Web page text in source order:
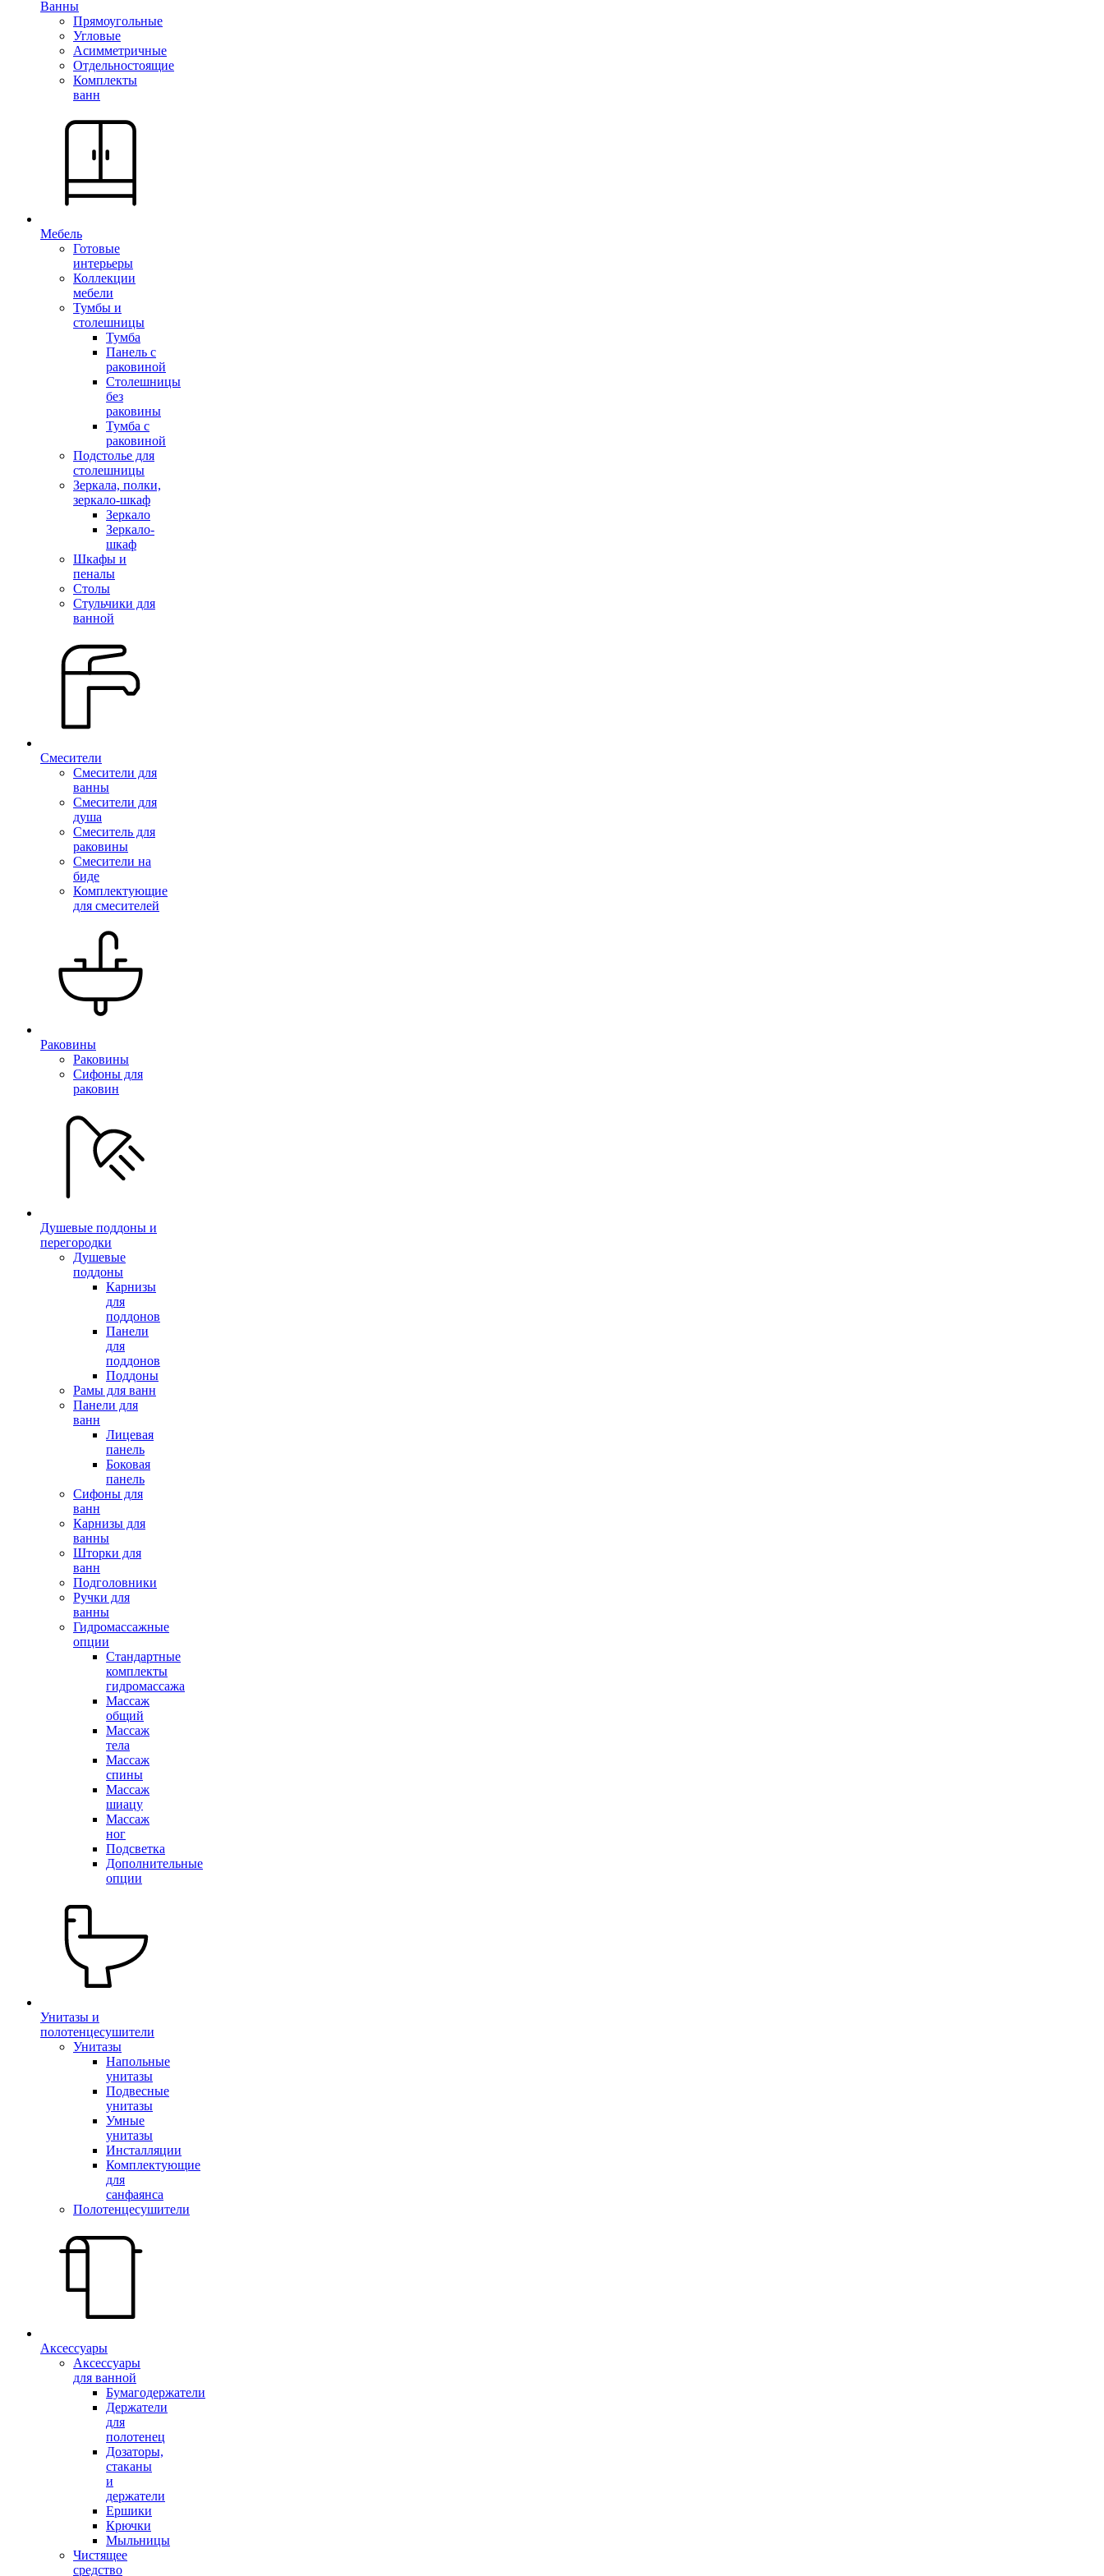
Ванны
Прямоугольные
Угловые
Асимметричные
Отдельностоящие
Комплекты
ванн
Мебель
Готовые
интерьеры
Коллекции
мебели
Тумбы и
столешницы
Тумба
Панель с
раковиной
Столешницы
без
раковины
Тумба с
раковиной
Подстолье для
столешницы
Зеркала, полки,
зеркало-шкаф
Зеркало
Зеркало-
шкаф
Шкафы и
пеналы
Столы
Стульчики для
ванной
Смесители
Смесители для
ванны
Смесители для
душа
Смеситель для
раковины
Смесители на
биде
Комплектующие
для смесителей
Раковины
Раковины
Сифоны для
раковин
Душевые поддоны и
перегородки
Душевые
поддоны
Карнизы
для
поддонов
Панели
для
поддонов
Поддоны
Рамы для ванн
Панели для
ванн
Лицевая
панель
Боковая
панель
Сифоны для
ванн
Карнизы для
ванны
Шторки для
ванн
Подголовники
Ручки для
ванны
Гидромассажные
опции
Стандартные
комплекты
гидромассажа
Массаж
общий
Массаж
тела
Массаж
спины
Массаж
шиацу
Массаж
ног
Подсветка
Дополнительные
опции
Унитазы и
полотенцесушители
Унитазы
Напольные
унитазы
Подвесные
унитазы
Умные
унитазы
Инсталляции
Комплектующие
для
санфаянса
Полотенцесушители
Аксессуары
Аксессуары
для ванной
Бумагодержатели
Держатели
для
полотенец
Дозаторы,
стаканы
и
держатели
Ершики
Крючки
Мыльницы
Чистящее
средство